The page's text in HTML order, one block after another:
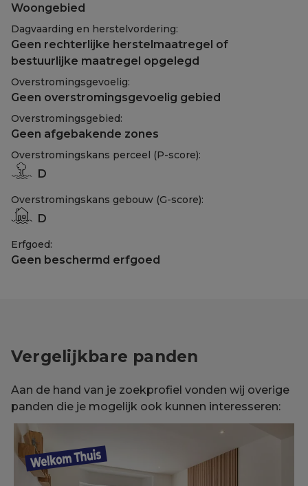
Woongebied
Dagvaarding en herstelvordering:
Geen rechterlijke herstelmaatregel of
bestuurlijke maatregel opgelegd
Overstromingsgevoelig:
Geen overstromingsgevoelig gebied
Overstromingsgebied:
Geen afgebakende zones
Overstromingskans perceel (P-score):
D
Overstromingskans gebouw (G-score):
D
Erfgoed:
Geen beschermd erfgoed
Vergelijkbare panden
Aan de hand van je zoekprofiel vonden wij overige
panden die je mogelijk ook kunnen interesseren: